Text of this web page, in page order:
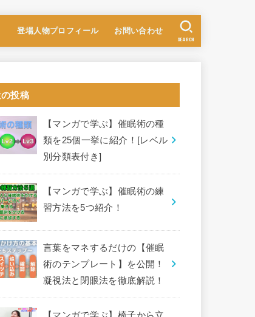
登場人物プロフィール お問い合わせ
SEARCH
投稿
【マンガで学ぶ】催眠術の種
類を25個一挙に紹介！[レベル
別分類表付き]
【マンガで学ぶ】催眠術の練
習方法を5つ紹介！
言葉をマネするだけの【催眠
術のテンプレート】を公開！
凝視法と閉眼法を徹底解説！